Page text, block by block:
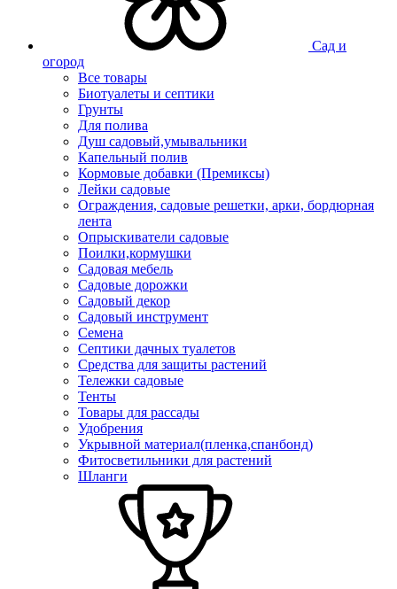
Сад и
огород
Все товары
Биотуалеты и септики
Грунты
Для полива
Душ садовый,умывальники
Капельный полив
Кормовые добавки (Премиксы)
Лейки садовые
Ограждения, садовые решетки, арки, бордюрная
лента
Опрыскиватели садовые
Поилки,кормушки
Садовая мебель
Садовые дорожки
Садовый декор
Садовый инструмент
Семена
Септики дачных туалетов
Средства для защиты растений
Тележки садовые
Тенты
Товары для рассады
Удобрения
Укрывной материал(пленка,спанбонд)
Фитосветильники для растений
Шланги